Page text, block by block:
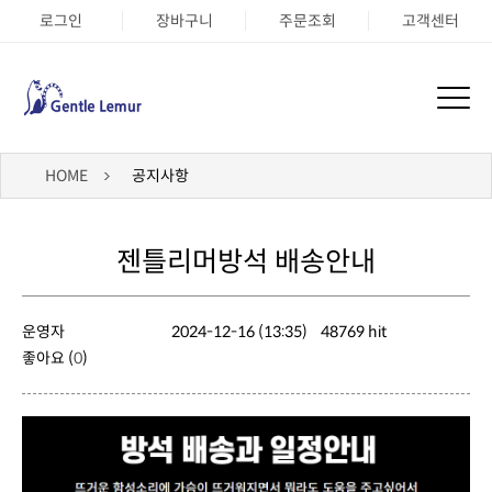
로그인 장바구니 주문조회 고객센터
HOME 공지사항
젠틀리머방석 배송안내
운영자 2024-12-16 (13:35)
48769 hit
좋아요 (0)